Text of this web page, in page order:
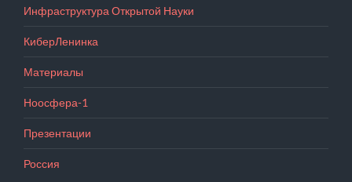
Инфраструктура Открытой Науки
КиберЛенинка
Материалы
Ноосфера-1
Презентации
Россия